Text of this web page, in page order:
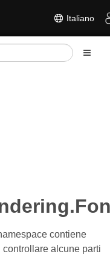
Italiano
contiene
alcune parti